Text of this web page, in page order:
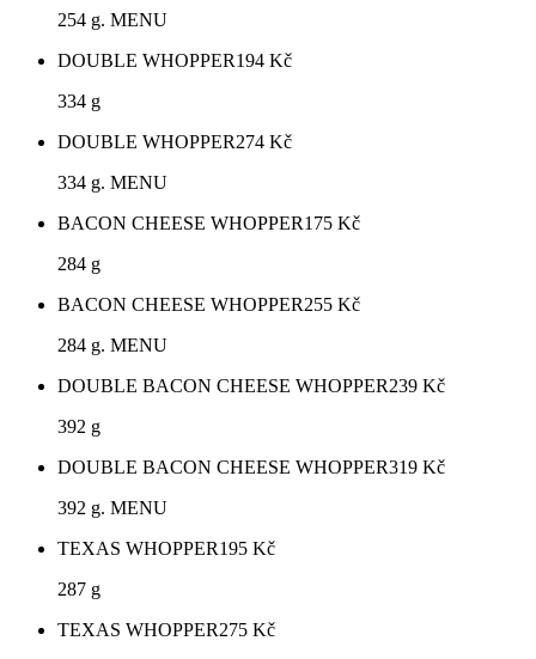
254 g. MENU
DOUBLE WHOPPER194 Kč
334 g
DOUBLE WHOPPER274 Kč
334 g. MENU
BACON CHEESE WHOPPER175 Kč
284 g
BACON CHEESE WHOPPER255 Kč
284 g. MENU
DOUBLE BACON CHEESE WHOPPER239 Kč
392 g
DOUBLE BACON CHEESE WHOPPER319 Kč
392 g. MENU
TEXAS WHOPPER195 Kč
287 g
TEXAS WHOPPER275 Kč